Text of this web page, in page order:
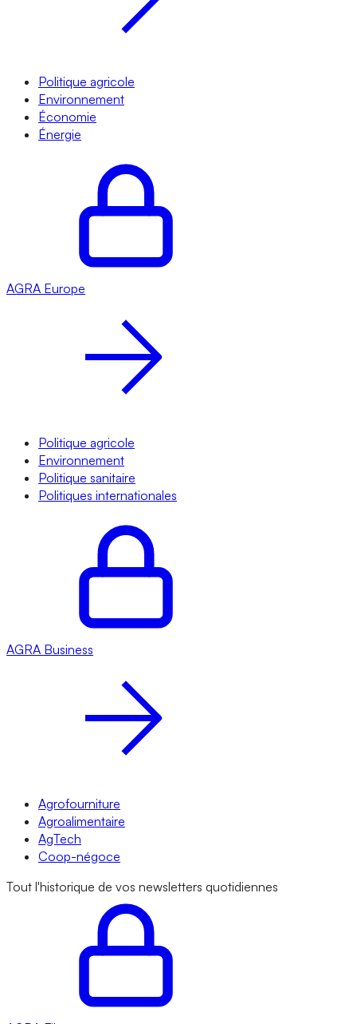
Politique agricole
Environnement
Économie
Énergie
AGRA Europe
Politique agricole
Environnement
Politique sanitaire
Politiques internationales
AGRA Business
Agrofourniture
Agroalimentaire
AgTech
Coop-négoce
Tout l'historique de vos newsletters quotidiennes